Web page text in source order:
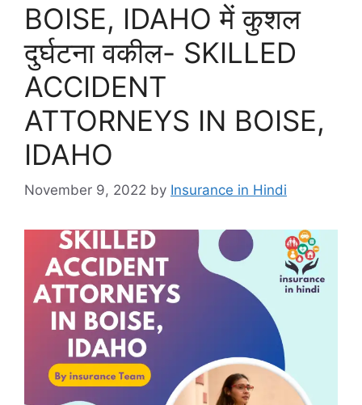
BOISE, IDAHO में कुशल
दुर्घटना वकील- SKILLED
ACCIDENT
ATTORNEYS IN BOISE,
IDAHO
November 9, 2022 by Insurance in Hindi